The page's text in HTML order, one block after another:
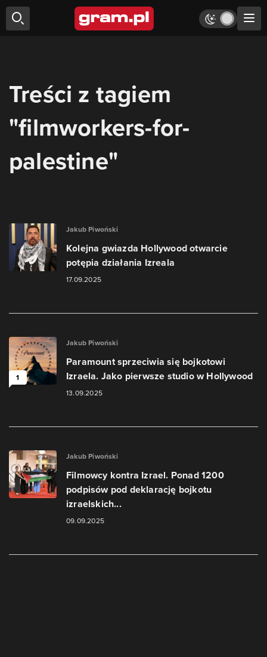
Treści z tagiem
"filmworkers-for-
palestine"
Jakub Piwoński
Kolejna gwiazda Hollywood otwarcie
potępia działania Izreala
17.09.2025
1
Jakub Piwoński
Paramount sprzeciwia się bojkotowi
Izraela. Jako pierwsze studio w Hollywood
13.09.2025
Jakub Piwoński
Filmowcy kontra Izrael. Ponad 1200
podpisów pod deklarację bojkotu
izraelskich...
09.09.2025